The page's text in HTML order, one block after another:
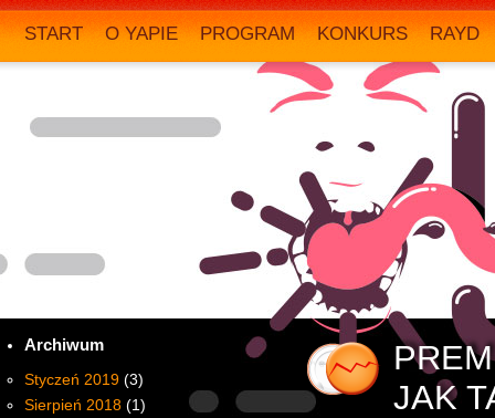
START O YAPIE PROGRAM KONKURS RAYD
Archiwum
Styczeń 2019 (3)
Sierpień 2018 (1)
JAK